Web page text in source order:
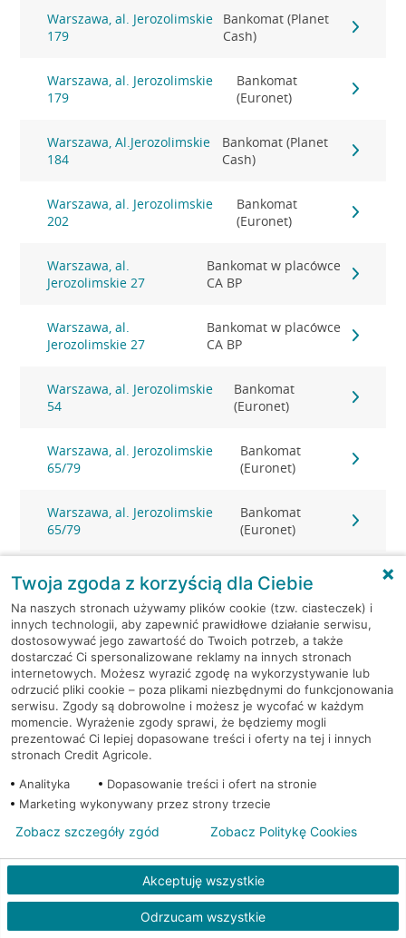
Warszawa, al. Jerozolimskie
179
Bankomat (Planet
Cash)
Warszawa, al. Jerozolimskie
179
Bankomat
(Euronet)
Warszawa, Al.Jerozolimskie
184
Bankomat (Planet
Cash)
Warszawa, al. Jerozolimskie
202
Bankomat
(Euronet)
Warszawa, al.
Jerozolimskie 27
Bankomat w placówce
CA BP
Warszawa, al.
Jerozolimskie 27
Bankomat w placówce
CA BP
Warszawa, al. Jerozolimskie
54
Bankomat
(Euronet)
Warszawa, al. Jerozolimskie
65/79
Bankomat
(Euronet)
Warszawa, al. Jerozolimskie
65/79
Bankomat
(Euronet)
Warszawa, Al.Jerozolimskie
87
Bankomat (Planet
Cash)
Warszawa, al. Jerozolimskie -
podziemia
Bankomat
(Euronet)
Warszawa, al. KEN 19 Bankomat (Euronet)
Warszawa, al. KEN 20 Bankomat (Euronet)
Warszawa, al. KEN 36 Bankomat (Euronet)
Warszawa, al. KEN 47 lok. 289 Bankomat (Euronet)
Warszawa, al. Komisji Edukacji
Narodowej 36 lok.1
Bankomat w
placówce CA BP
Twoja zgoda z korzyścią dla Ciebie
Na naszych stronach używamy plików cookie (tzw. ciasteczek) i
innych technologii, aby zapewnić prawidłowe działanie serwisu,
dostosowywać jego zawartość do Twoich potrzeb, a także
dostarczać Ci spersonalizowane reklamy na innych stronach
internetowych. Możesz wyrazić zgodę na wykorzystywanie lub
odrzucić pliki cookie – poza plikami niezbędnymi do funkcjonowania
serwisu. Zgody są dobrowolne i możesz je wycofać w każdym
momencie. Wyrażenie zgody sprawi, że będziemy mogli
prezentować Ci lepiej dopasowane treści i oferty na tej i innych
stronach Credit Agricole.
Analityka
Dopasowanie treści i ofert na stronie
Marketing wykonywany przez strony trzecie
Akceptuję wszystkie
Odrzucam wszystkie
Zobacz szczegóły zgód Zobacz Politykę Cookies